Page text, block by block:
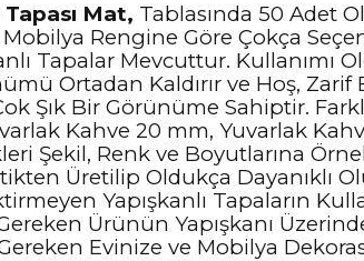
Tapası Mat, Tablasında 50 Adet
Rengine Göre Çokça
Tapalar Mevcuttur.
Ortadan Kaldırır ve Hoş,
Şık Bir Görünüme Sahiptir.
Kahve 20 mm, Yuvarlak
Şekil, Renk ve Boyutlarına
Üretilip Oldukça Dayanıklı
Yapışkanlı Tapaların
Gereken Ürünün Yapışkanı
Evinize ve Mobilya